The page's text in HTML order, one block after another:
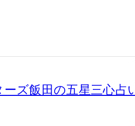
ズ飯田の五星三心占